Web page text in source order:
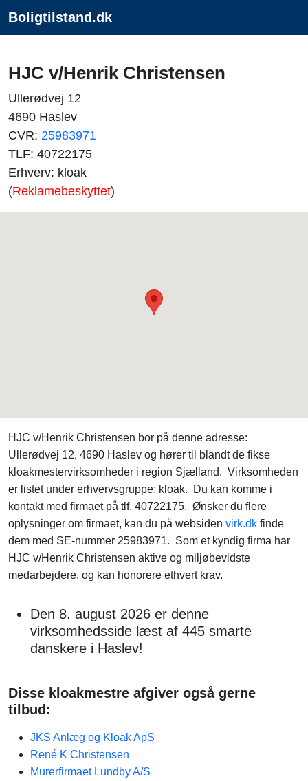
Boligtilstand.dk
HJC v/Henrik Christensen
Ullerødvej 12
4690 Haslev
CVR: 25983971
TLF: 40722175
Erhverv: kloak
(Reklamebeskyttet)
HJC v/Henrik Christensen bor på denne adresse:
Ullerødvej 12, 4690 Haslev og hører til blandt de fikse
kloakmestervirksomheder i region Sjælland. Virksomheden
er listet under erhvervsgruppe: kloak. Du kan komme i
kontakt med firmaet på tlf. 40722175. Ønsker du flere
oplysninger om firmaet, kan du på websiden virk.dk finde
dem med SE-nummer 25983971. Som et kyndig firma har
HJC v/Henrik Christensen aktive og miljøbevidste
medarbejdere, og kan honorere ethvert krav.
Den 8. august 2026 er denne
virksomhedsside læst af 445 smarte
danskere i Haslev!
Disse kloakmestre afgiver også gerne
tilbud:
JKS Anlæg og Kloak ApS
René K Christensen
Murerfirmaet Lundby A/S